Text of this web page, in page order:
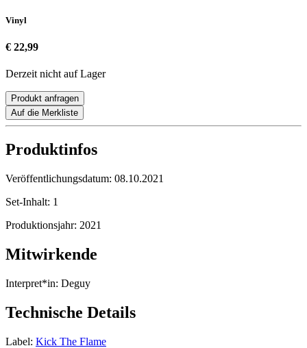
Vinyl
€ 22,99
Derzeit nicht auf Lager
Produkt anfragen
Auf die Merkliste
Produktinfos
Veröffentlichungsdatum: 08.10.2021
Set-Inhalt: 1
Produktionsjahr: 2021
Mitwirkende
Interpret*in: Deguy
Technische Details
Label: Kick The Flame